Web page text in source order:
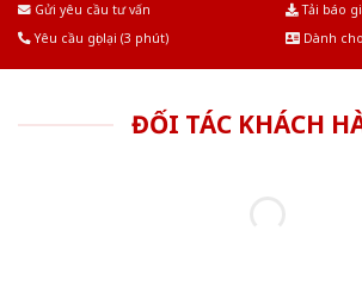
Gửi yêu cầu tư vấn
Tải báo
Yêu cầu gọi lại (3 phút)
Dành
ĐỐI TÁC KHÁCH